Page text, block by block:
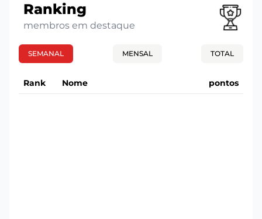
Ranking
membros em destaque
SEMANAL MENSAL TOTAL
Rank Nome pontos